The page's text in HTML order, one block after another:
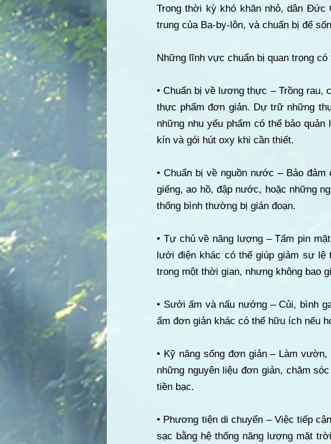
Trong thời kỳ khó khăn nhỏ, dân
trung của Ba-by-lôn, và chuẩn bị để
Những lĩnh vực chuẩn bị quan trọng có
• Chuẩn bị về lương thực – Trồng rau,
thực phẩm đơn giản. Dự trữ những
những nhu yếu phẩm có thể bảo
kín và gói hút oxy khi cần thiết.
• Chuẩn bị về nguồn nước – Bảo
giếng, ao hồ, đập nước, hoặc những
thống bình thường bị gián đoạn.
• Tự chủ về năng lượng – Tấm pin
lưới điện khác có thể giúp giảm sự lệ
trong một thời gian, nhưng không bao
• Sưởi ấm và nấu nướng – Củi, bình
ấm đơn giản khác có thể hữu ích nếu
• Kỹ năng sống đơn giản – Làm
những nguyên liệu đơn giản, chăm
tiền bạc.
• Phương tiện di chuyển – Việc tiếp
sạc bằng hệ thống năng lượng mặt